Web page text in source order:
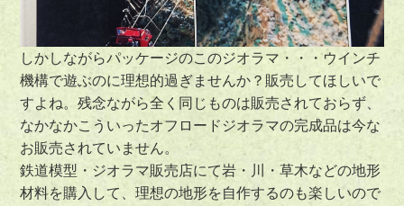
しかしながらパッケージのこのジオラマ・・・ウインチ
機構で遊ぶのに理想的過ぎませんか？ 販売してほしいで
すよね。残念ながら全く同じものは販売されておらず、
なかなかこういったオフロードジオラマの完成品は今な
お販売されていません。
鉄道模型・ジオラマ販売店にて岩・川・草木などの地形
材料を購入して、理想の地形を自作するのも楽しいので